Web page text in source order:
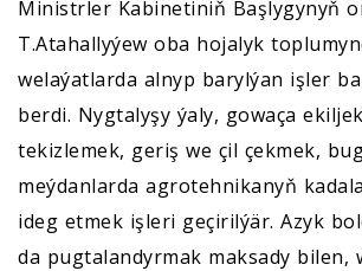
Ministrler Kabinetiniň Başlygynyň
T.Atahallyýew oba hojalyk
welaýatlarda alnyp barylýan işler
berdi. Nygtalyşy ýaly, gowaça
tekizlemek, geriş we çil çekmek,
meýdanlarda agrotehnikanyň
ideg etmek işleri geçirilýär. Azyk
da pugtalandyrmak maksady bilen,